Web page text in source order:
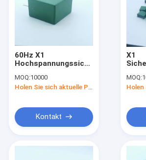
Über uns
Kontakt
metallisierter Polyester-
Polyester-Film-kastenähnlicher
60Hz X1
Antennenkopplung
MOQ:10000
Kontakt
X1
MOQ: